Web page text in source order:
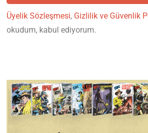
Üyelik Sözleşmesi, Gizlilik ve Güvenlik
okudum, kabul ediyorum.